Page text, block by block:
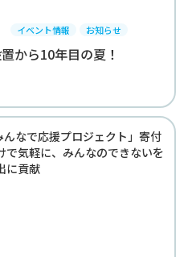
イベント情報 お知らせ
から10年目の夏！